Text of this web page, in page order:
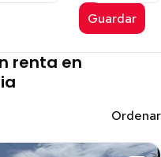
Guardar
renta en
Ordenar